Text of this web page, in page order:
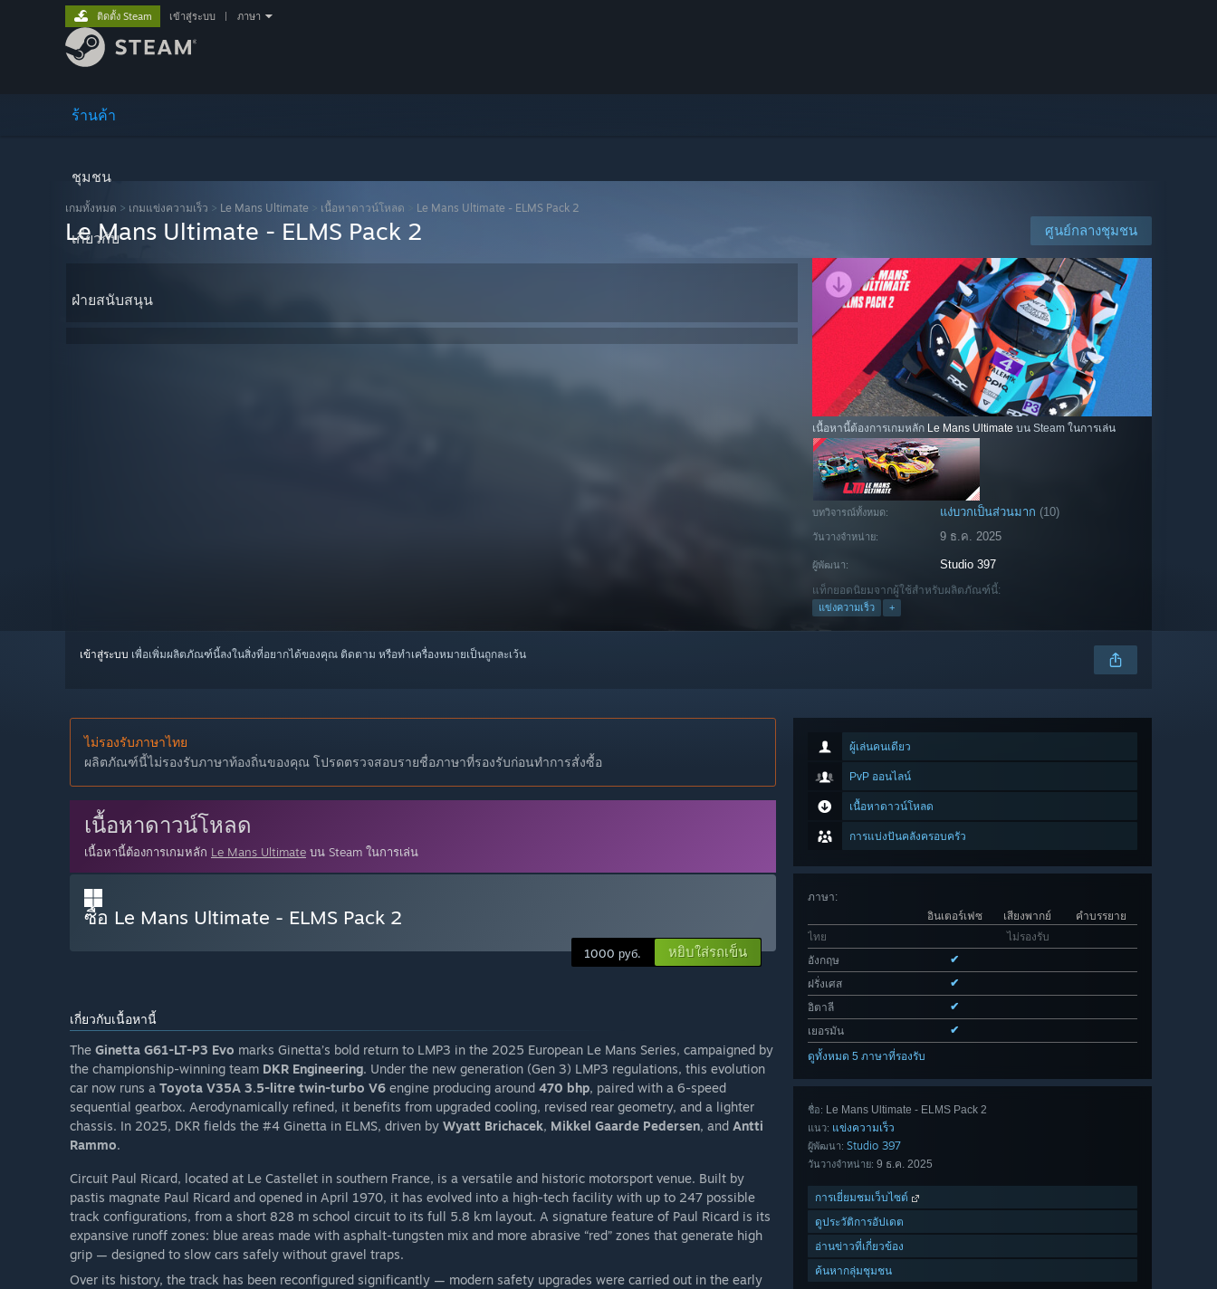
ร้านค้า
ชุมชน
เกี่ยวกับ
ฝ่ายสนับสนุน
ติดตั้ง Steam เข้าสู่ระบบ ภาษา
เกมทั้งหมด > เกมแข่งความเร็ว > Le Mans Ultimate เนื้อหาดาวน์โหลด Le Mans Ultimate - ELMS Pack 2
ศูนย์กลางชุมชน
Le Mans Ultimate - ELMS Pack 2
เนื้อหานี้ต้องการเกมหลัก Le Mans Ultimate บน Steam ในการเล่น
บทวิจารณ์ทั้งหมด: แง่บวกเป็นส่วนมาก (10)
วันวางจำหน่าย: 9 ธ.ค. 2025
ผู้พัฒนา: Studio 397
แท็กยอดนิยมจากผู้ใช้สำหรับผลิตภัณฑ์นี้:
แข่งความเร็ว +
เข้าสู่ระบบ เพื่อเพิ่มผลิตภัณฑ์นี้ลงในสิ่งที่อยากได้ของคุณ ติดตาม หรือทำเครื่องหมายเป็นถูกละเว้น
ผู้เล่นคนเดียว
PvP ออนไลน์
เนื้อหาดาวน์โหลด
การแบ่งปันคลังครอบครัว
ภาษา:
อินเตอร์เฟซ
เสียงพากย์
คำบรรยาย
ไทย
ไม่รองรับ
อังกฤษ
✔
ฝรั่งเศส
✔
อิตาลี
✔
เยอรมัน
✔
ดูทั้งหมด 5 ภาษาที่รองรับ
ชื่อ: Le Mans Ultimate - ELMS Pack 2
แนว: แข่งความเร็ว
ผู้พัฒนา: Studio 397
วันวางจำหน่าย: 9 ธ.ค. 2025
การเยี่ยมชมเว็บไซต์
ดูประวัติการอัปเดต
อ่านข่าวที่เกี่ยวข้อง
ค้นหากลุ่มชุมชน
ไม่รองรับภาษาไทย
ผลิตภัณฑ์นี้ไม่รองรับภาษาท้องถิ่นของคุณ โปรดตรวจสอบรายชื่อภาษาที่รองรับก่อนทำการสั่งซื้อ
เนื้อหาดาวน์โหลด
เนื้อหานี้ต้องการเกมหลัก Le Mans Ultimate บน Steam ในการเล่น
ซื้อ Le Mans Ultimate - ELMS Pack 2
1000 руб. หยิบใส่รถเข็น
เกี่ยวกับเนื้อหานี้
The Ginetta G61-LT-P3 Evo marks Ginetta’s bold return to LMP3 in the 2025 European Le Mans Series, campaigned by
the championship-winning team DKR Engineering. Under the new generation (Gen 3) LMP3 regulations, this evolution
car now runs a Toyota V35A 3.5-litre twin-turbo V6 engine producing around 470 bhp, paired with a 6-speed
sequential gearbox. Aerodynamically refined, it benefits from upgraded cooling, revised rear geometry, and a lighter
chassis. In 2025, DKR fields the #4 Ginetta in ELMS, driven by Wyatt Brichacek, Mikkel Gaarde Pedersen, and Antti
Rammo.
Circuit Paul Ricard, located at Le Castellet in southern France, is a versatile and historic motorsport venue. Built by
pastis magnate Paul Ricard and opened in April 1970, it has evolved into a high-tech facility with up to 247 possible
track configurations, from a short 828 m school circuit to its full 5.8 km layout. A signature feature of Paul Ricard is its
expansive runoff zones: blue areas made with asphalt-tungsten mix and more abrasive “red” zones that generate high
grip — designed to slow cars safely without gravel traps.
Over its history, the track has been reconfigured significantly — modern safety upgrades were carried out in the early